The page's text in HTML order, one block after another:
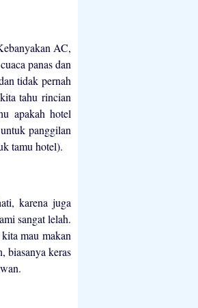
AC,
panas dan
tidak pernah
tahu rincian
apakah hotel
panggilan
tamu hotel).
karena juga
sangat lelah.
mau makan
biasanya keras